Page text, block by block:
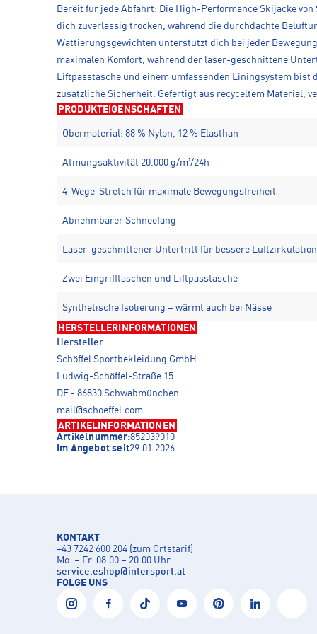
Bereit für jede Abfahrt: Die High-Performance Skijacke
dich zuverlässig trocken, während die durchdachte
Wattierungsgewichten unterstützt dich bei jeder
maximalen Komfort, während der laser-geschnittene
Liftpasstasche und einem umfassenden Liningsystem
zusätzliche Sicherheit. Gefertigt aus recyceltem Material,
PRODUKTEIGENSCHAFTEN
Obermaterial: 88 % Nylon, 12 % Elasthan
Atmungsaktivität 20.000 g/m²/24h
4-Wege-Stretch für maximale Bewegungsfreiheit
Abnehmbarer Schneefang
Laser-geschnittener Untertritt für bessere Luftzirkulation
Zwei Eingrifftaschen und Liftpasstasche
Synthetische Isolierung – wärmt auch bei Nässe
HERSTELLERINFORMATIONEN
Hersteller
Schöffel Sportbekleidung GmbH
Ludwig-Schöffel-Straße 15
DE - 86830 Schwabmünchen
mail@schoeffel.com
ARTIKELINFORMATIONEN
Artikelnummer:852039010
Im Angebot seit29.01.2026
KONTAKT
+43 7242 600 204 (zum Ortstarif)
Mo. – Fr. 08:00 – 20:00 Uhr
service.eshop@intersport.at
FOLGE UNS